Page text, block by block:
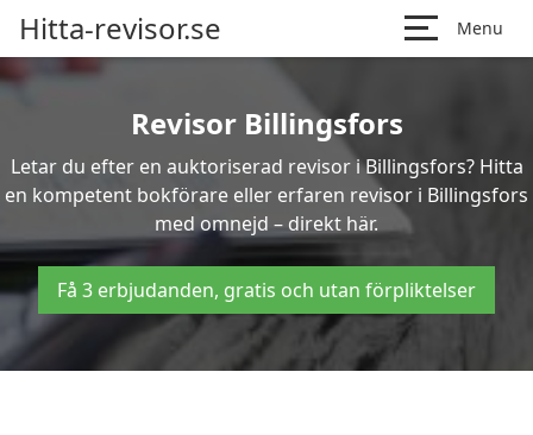
Hitta-revisor.se Menu
Revisor Billingsfors
Letar du efter en auktoriserad revisor i Billingsfors? Hitta
en kompetent bokförare eller erfaren revisor i Billingsfors
med omnejd – direkt här.
Få 3 erbjudanden, gratis och utan förpliktelser